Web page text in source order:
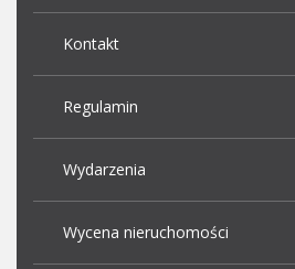
Kontakt
Regulamin
Wydarzenia
Wycena nieruchomości